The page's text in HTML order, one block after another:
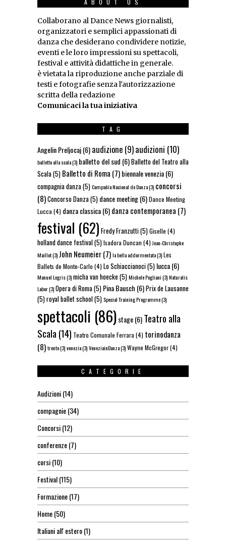
ABOUT US
Collaborano al Dance News giornalisti,
organizzatori e semplici appassionati di
danza che desiderano condividere notizie,
eventi e le loro impressioni su spettacoli,
festival e attività didattiche in generale.
è vietata la riproduzione anche parziale di
testi e fotografie senza l'autorizzazione
scritta della redazione
Comunicaci la tua iniziativa
TAG
Angelin Preljocaj(6)audizione (9)audizioni (10)
balletto alla scala(3) balletto del sud (6)Balletto del Teatro alla
Scala(5) Balletto di Roma (7)biennale venezia(6)
compagnia danza(5)Compañía Nacional de Danza(3) concorsi
(8)Concorso Danza(5) dance meeting(6)Dance Meeting
Lucca (4) danza classica(6)danza contemporanea (7)
festival (62) Fredy Franzutti(5)Giselle (4)
holland dance festival(5)Isadora Duncan (4) Jean-Christophe
Maillot(3)John Neumeier(7)la bella addormentata(3)Les
Ballets de Monte-Carlo (4) Lo Schiaccianoci(5) lucca(6)
Manuel Legris(3)micha van hoecke(5)Michele Pogliani(3)Naturalis
Labor(3)Opera di Roma(5) Pina Bausch (6)Prix de Lausanne
(5)royal ballet school(5)Special Training Programme(3)
spettacoli (86)stage(6)Teatro alla
Scala (14) Teatro Comunale Ferrara (4) torinodanza
(8)trento(3)venezia(3)VeneziainDanza(3)Wayne McGregor(4)
CATEGORIE
Audizioni(14)
compagnie(34)
Concorsi(12)
conferenze(7)
corsi(10)
Festival(115)
Formazione(17)
Home(50)
Italiani all' estero(1)